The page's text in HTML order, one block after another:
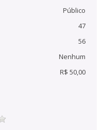
Público
47
56
Nenhum
R$ 50,00